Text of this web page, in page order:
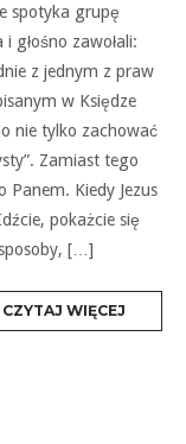
spotyka grupę
głośno zawołali:
z jednym z praw
w Księdze
nie tylko zachować
Zamiast tego
Panem. Kiedy Jezus
pokażcie się
sposoby, […]
CZYTAJ WIĘCEJ